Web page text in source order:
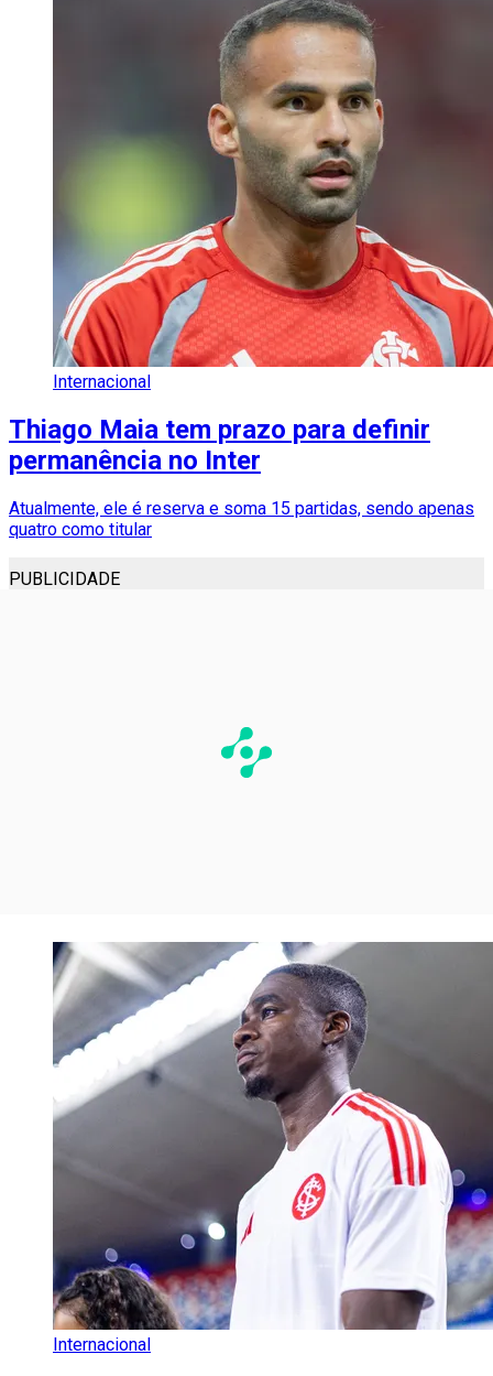
Internacional
Thiago Maia tem prazo para definir
permanência no Inter
Atualmente, ele é reserva e soma 15 partidas, sendo apenas
quatro como titular
PUBLICIDADE
Internacional